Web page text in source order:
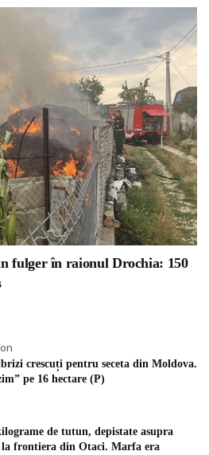
fulger în raionul Drochia: 150
crescuți pentru seceta din Moldova.
pe 16 hectare (P)
de tutun, depistate asupra
frontiera din Otaci. Marfa era